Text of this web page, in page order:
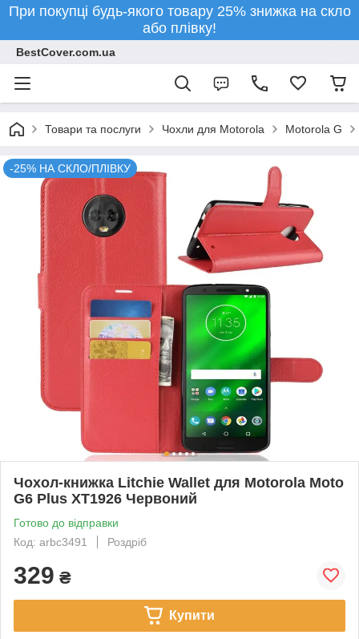
При покупці будь-якого товару 25% знижка на скло
або плівку!
BestCover.com.ua
Товари та послуги Чохли для Motorola Motorola G
-25% НА СКЛО/ПЛІВКУ
Чохол-книжка Litchie Wallet для Motorola Moto
G6 Plus XT1926 Червоний
Готово до відправки
Код: arbc3491
Роздріб
329 ₴
Купити